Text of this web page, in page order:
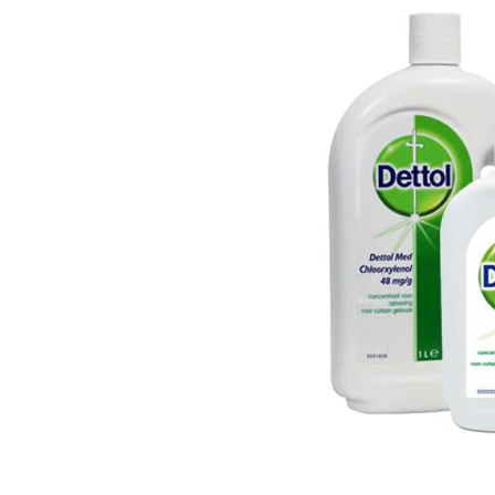
Hypoallergeen voer
Vegan
Snacks
Bekijk alles